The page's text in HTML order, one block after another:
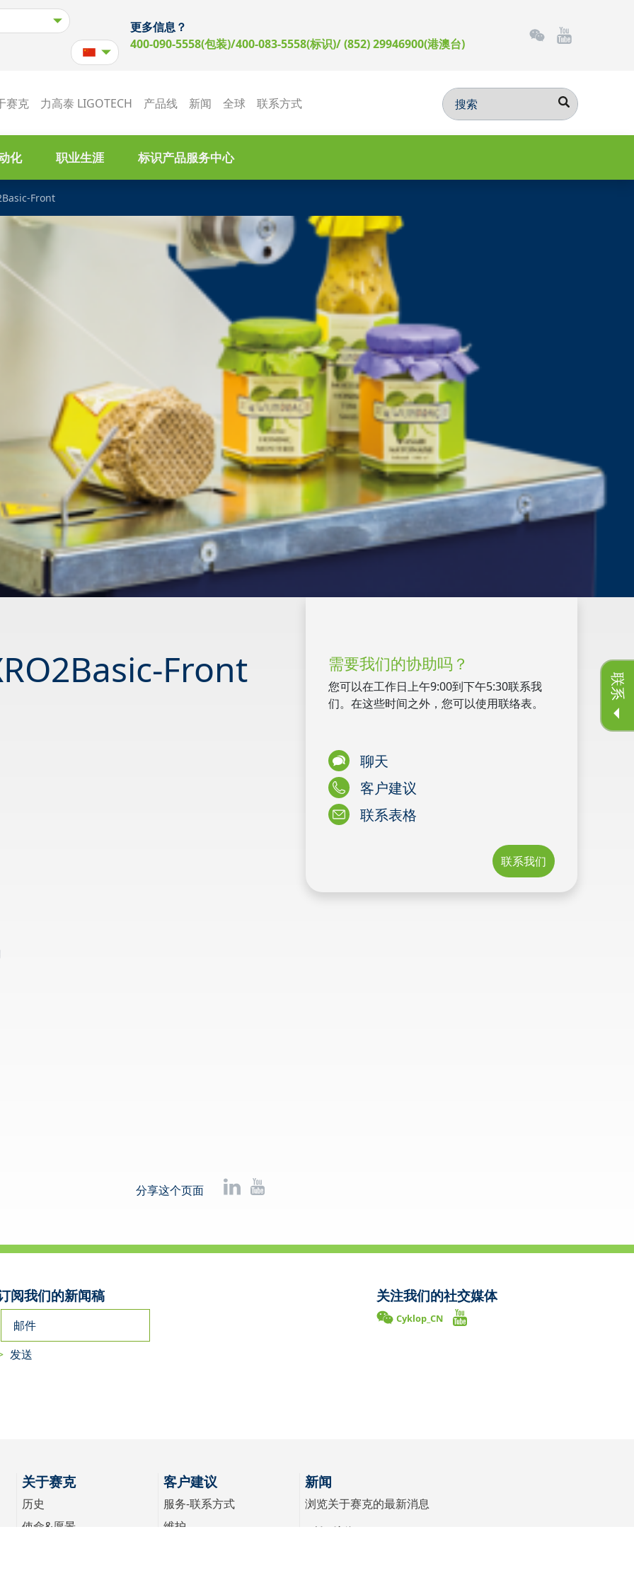
赛克 力高泰 LIGOTECH 产品线 新闻 全球 联系方式
更多信息？
400-090-5558(包装)/400-083-5558(标识)/ (852) 29946900(港澳台)
化 职业生涯 标识产品服务中心
联系
Front
Front
分享这个页面
需要我们的协助吗？
您可以在工作日上午9:00到下午5:30联系我
们。在这些时间之外，您可以使用联络表。
聊天
客户建议
联系表格
联系我们
阅我们的新闻稿 关注我们的社交媒体
Cyklop_CN
关于赛克
历史
使命&愿景
客户建议
服务-联系方式
维护
新闻
浏览关于赛克的最新消息
转到新闻